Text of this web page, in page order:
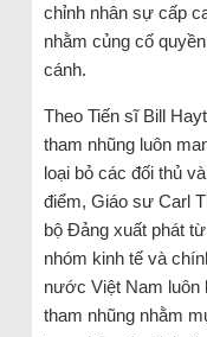
chỉnh nhân sự cấp
nhằm củng cố
cánh.
Theo Tiến sĩ Bill
tham nhũng luôn
loại bỏ các đối thủ
điểm, Giáo sư Carl
bộ Đảng xuất phát
nhóm kinh tế và
nước Việt Nam luôn
tham nhũng nhằm